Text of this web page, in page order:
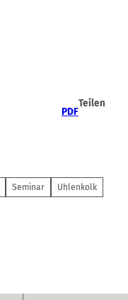
PDF
Teilen
Seminar Uhlenkolk